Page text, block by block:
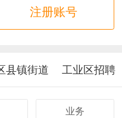
注册账号
县镇街道 工业区招聘
业务